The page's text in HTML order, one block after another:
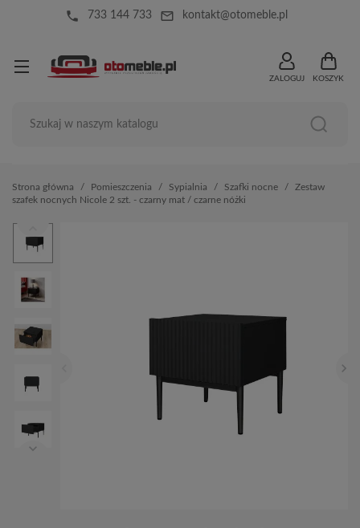
local_phone 733 144 733 mail_outline kontakt@otomeble.pl
ZALOGUJ KOSZYK
Strona główna Pomieszczenia Sypialnia Szafki nocne
Zestaw
szafek nocnych Nicole 2 szt. - czarny mat / czarne nóżki